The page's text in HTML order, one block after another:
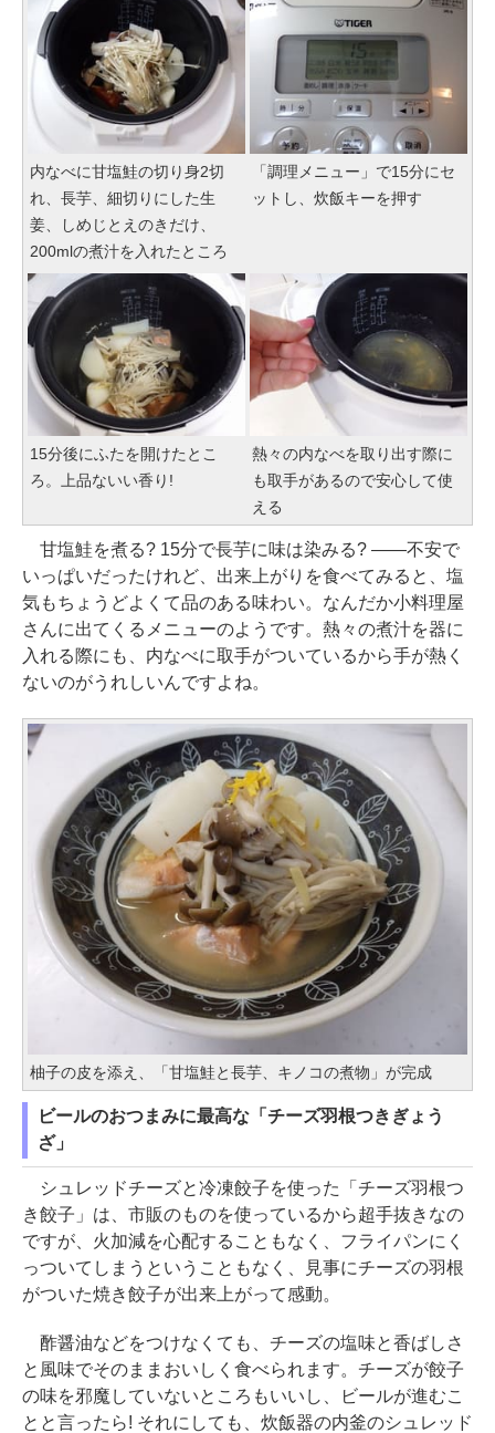
内なべに甘塩鮭の切り身2切
れ、長芋、細切りにした生
姜、しめじとえのきだけ、
200mlの煮汁を入れたところ
「調理メニュー」で15分にセ
ットし、炊飯キーを押す
15分後にふたを開けたとこ
ろ。上品ないい香り!
熱々の内なべを取り出す際に
も取手があるので安心して使
える
甘塩鮭を煮る? 15分で長芋に味は染みる? ——不安で
いっぱいだったけれど、出来上がりを食べてみると、塩
気もちょうどよくて品のある味わい。なんだか小料理屋
さんに出てくるメニューのようです。熱々の煮汁を器に
入れる際にも、内なべに取手がついているから手が熱く
ないのがうれしいんですよね。
柚子の皮を添え、「甘塩鮭と長芋、キノコの煮物」が完成
ビールのおつまみに最高な「チーズ羽根つきぎょう
ざ」
シュレッドチーズと冷凍餃子を使った「チーズ羽根つ
き餃子」は、市販のものを使っているから超手抜きなの
ですが、火加減を心配することもなく、フライパンにく
っついてしまうということもなく、見事にチーズの羽根
がついた焼き餃子が出来上がって感動。
酢醤油などをつけなくても、チーズの塩味と香ばしさ
と風味でそのままおいしく食べられます。チーズが餃子
の味を邪魔していないところもいいし、ビールが進むこ
とと言ったら! それにしても、炊飯器の内釜のシュレッド